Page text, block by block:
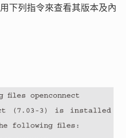
下列指令來查看其版本及內